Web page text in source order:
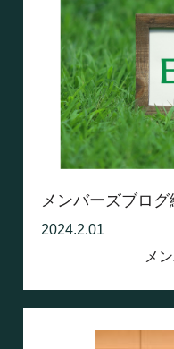
メンバーズブロ
2024.2.01
メ